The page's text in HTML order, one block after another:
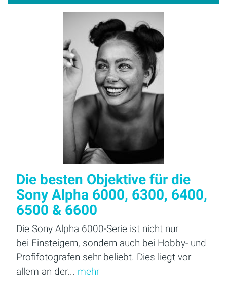
Die besten Objektive für die
Sony Alpha 6000, 6300, 6400,
6500 & 6600
Die Sony Alpha 6000-Serie ist nicht nur
bei Einsteigern, sondern auch bei Hobby- und
Profifotografen sehr beliebt. Dies liegt vor
allem an der... mehr